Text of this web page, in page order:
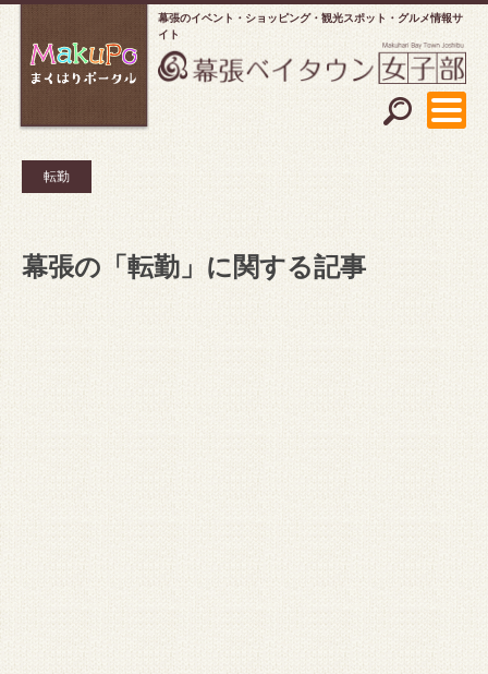
幕張のイベント・ショッピング
観光スポット・グルメ情報サ
イト
転勤
幕張の「転勤」に関する記事